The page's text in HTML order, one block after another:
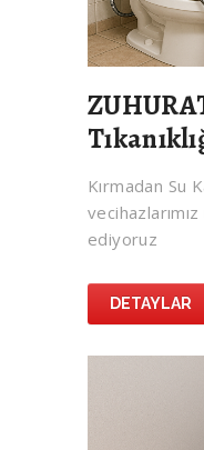
Kırmadan Su
ediyoruz
DETAYLAR